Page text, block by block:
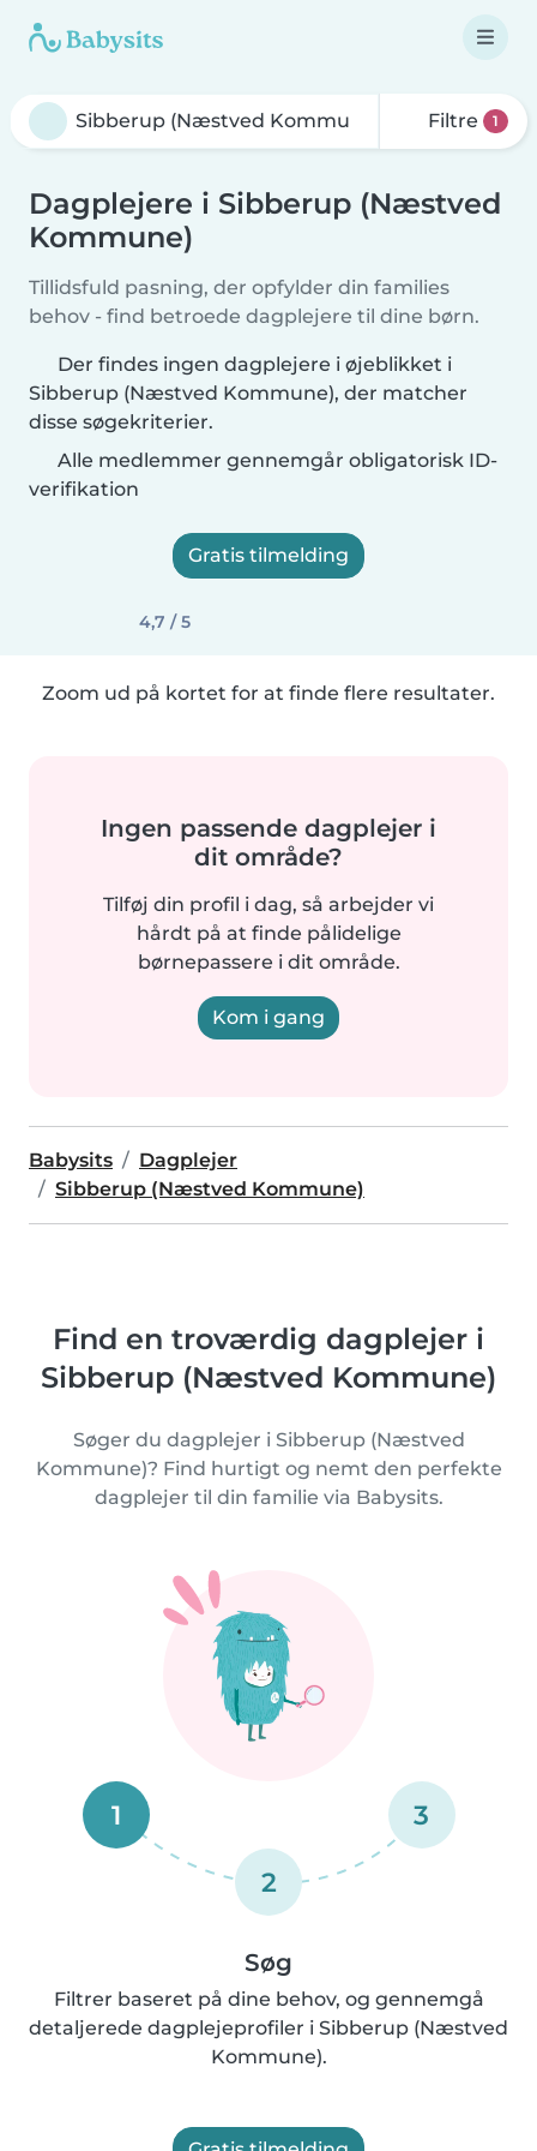
Filtre 1
Dagplejere i Sibberup (Næstved
Kommune)
Tillidsfuld pasning, der opfylder din families
behov - find betroede dagplejere til dine børn.
Der findes ingen dagplejere i øjeblikket i
Sibberup (Næstved Kommune), der matcher
disse søgekriterier.
Alle medlemmer gennemgår obligatorisk ID-
verifikation
Gratis tilmelding
4,7 / 5
Zoom ud på kortet for at finde flere resultater.
Ingen passende dagplejer i
dit område?
Tilføj din profil i dag, så arbejder vi
hårdt på at finde pålidelige
børnepassere i dit område.
Kom i gang
Babysits
Dagplejer
Sibberup (Næstved Kommune)
Find en troværdig dagplejer i
Sibberup (Næstved Kommune)
Søger du dagplejer i Sibberup (Næstved
Kommune)? Find hurtigt og nemt den perfekte
dagplejer til din familie via Babysits.
1
2
3
Søg
Filtrer baseret på dine behov, og gennemgå
detaljerede dagplejeprofiler i Sibberup (Næstved
Kommune).